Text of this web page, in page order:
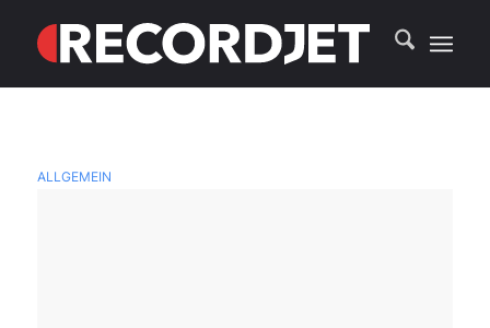
ALLGEMEIN